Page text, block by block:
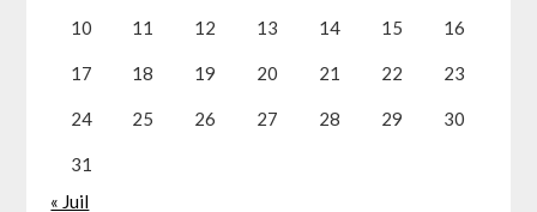
10 11 12 13 14 15 16
17 18 19 20 21 22 23
24 25 26 27 28 29 30
31
« Juil